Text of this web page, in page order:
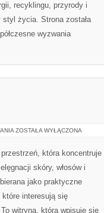
recyklingu, przyrody i
życia. Strona została
wyzwania
KOSMETYKI
ZOSTAŁA WYŁĄCZONA
która koncentruje
skóry, włosów i
jako praktyczne
które interesują się
witryna, która wpisuje się